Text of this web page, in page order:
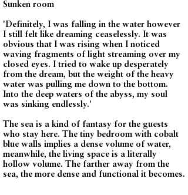
Sunken room
'Definitely, I was falling in the water however
I still felt like dreaming ceaselessly. It was
obvious that I was rising when I noticed
waving fragments of light streaming over my
closed eyes. I tried to wake up desperately
from the dream, but the weight of the heavy
water was pulling me down to the bottom.
Into the deep waters of the abyss, my soul
was sinking endlessly.'
The sea is a kind of fantasy for the guests
who stay here. The tiny bedroom with cobalt
blue walls implies a dense volume of water,
meanwhile, the living space is a literally
hollow volume. The farther away from the
sea, the more dense and functional it becomes.